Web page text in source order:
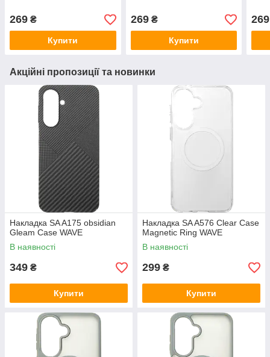
269 ₴
Купити
269₴
Купити
269
Акційні пропозиції та новинки
Накладка SA A175 obsidian
Gleam Case WAVE
В наявності
349 ₴
Купити
Накладка SA A576 Clear Case
Magnetic Ring WAVE
В наявності
299 ₴
Купити